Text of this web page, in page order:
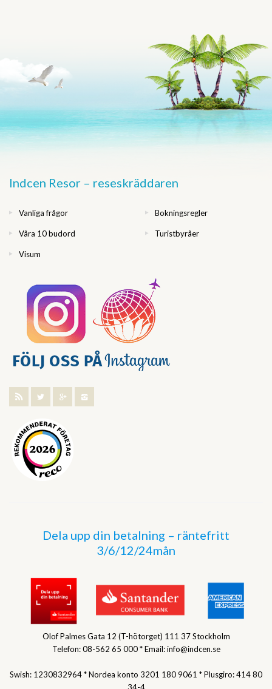
Indcen Resor – reseskräddaren
Vanliga frågor Bokningsregler
Våra 10 budord Turistbyråer
Visum
Dela upp din betalning – räntefritt
3/6/12/24mån
Olof Palmes Gata 12 (T-hötorget) 111 37 Stockholm
Telefon: 08-562 65 000 * Email: info@indcen.se
Swish: 1230832964 * Nordea konto 3201 180 9061 * Plusgiro: 414 80
34-4